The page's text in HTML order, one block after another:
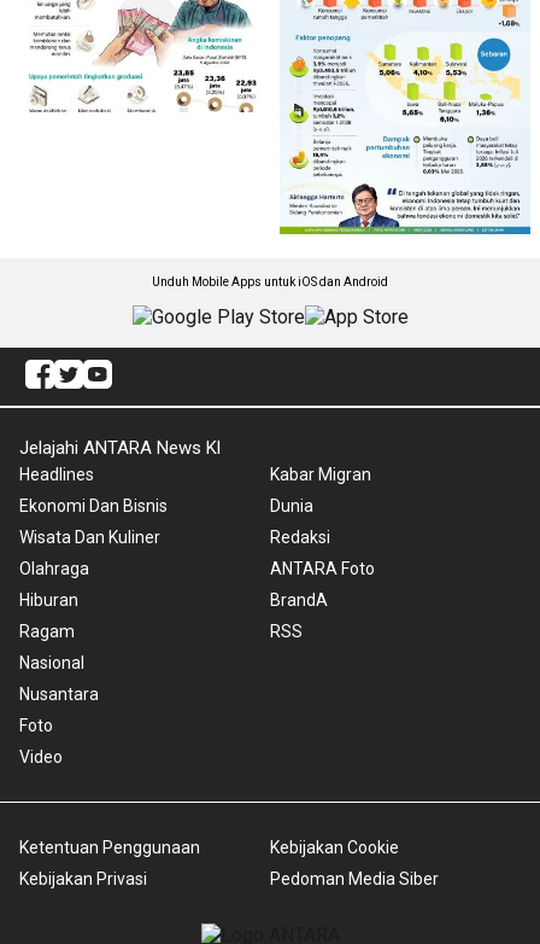
Unduh Mobile Apps untuk iOS dan Android
Jelajahi ANTARA News Kl
Headlines
Ekonomi Dan Bisnis
Wisata Dan Kuliner
Olahraga
Hiburan
Ragam
Nasional
Nusantara
Foto
Video
Kabar Migran
Dunia
Redaksi
ANTARA Foto
BrandA
RSS
Ketentuan Penggunaan
Kebijakan Privasi
Kebijakan Cookie
Pedoman Media Siber